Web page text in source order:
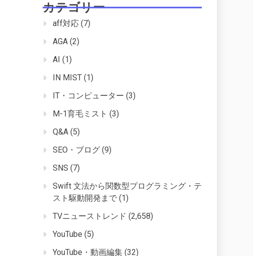
カテゴリー
aff対応 (7)
AGA (2)
AI (1)
IN MIST (1)
IT・コンピューター (3)
M-1育毛ミスト (3)
Q&A (5)
SEO・ブログ (9)
SNS (7)
Swift 文法から関数型プログラミング・テ
スト駆動開発まで (1)
TVニューストレンド (2,658)
YouTube (5)
YouTube・動画編集 (32)